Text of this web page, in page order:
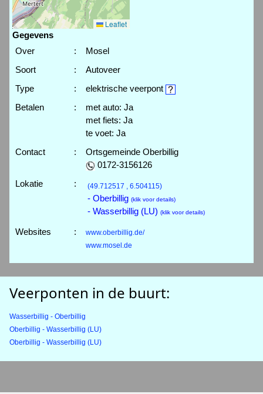
Leaflet
Gegevens
Over
:
Mosel
Soort
:
Autoveer
Type
:
elektrische veerpont
Betalen
:
met auto: Ja
met fiets: Ja
te voet: Ja
Contact
:
Ortsgemeinde Oberbillig
0172-3156126
Lokatie
: (49.712517 , 6.504115)
- Oberbillig (klik voor details)
- Wasserbillig (LU) (klik voor details)
Websites :
www.oberbillig.de/
www.mosel.de
Veerponten in de buurt:
Wasserbillig - Oberbillig
Oberbillig - Wasserbillig (LU)
Oberbillig - Wasserbillig (LU)